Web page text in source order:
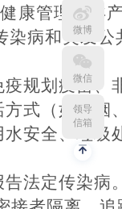
微博
微信
领导
信箱
康管理、孕
染病和突发
规划疫苗、
式（如戒
安全、垃圾
告法定传染病